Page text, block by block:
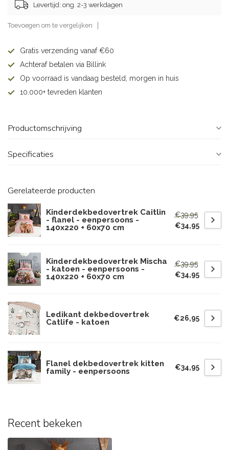
Levertijd: ong. 2-3 werkdagen
Toevoegen om te vergelijken
Gratis verzending vanaf €60
Achteraf betalen via Billink
Op voorraad is vandaag besteld, morgen in huis
10.000+ tevreden klanten
Productomschrijving
Specificaties
Gerelateerde producten
Kinderdekbedovertrek Caitlin
- flanel - eenpersoons -
140x220 + 60x70 cm
€39,95
€34,95
Kinderdekbedovertrek Mischa
- katoen - eenpersoons -
140x220 + 60x70 cm
€39,95
€34,95
Ledikant dekbedovertrek
Catlife - katoen
€26,95
Flanel dekbedovertrek kitten
family - eenpersoons
€34,95
Recent bekeken